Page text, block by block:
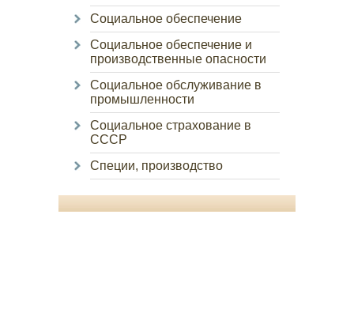
Социальное обеспечение
Социальное обеспечение и
производственные опасности
Социальное обслуживание в
промышленности
Социальное страхование в
СССР
Специи, производство